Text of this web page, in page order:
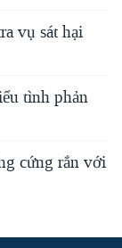
vụ sát hại
tình phản
cứng rắn với